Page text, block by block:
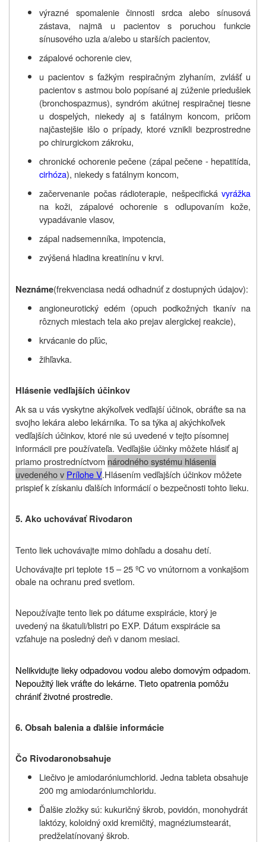
výrazné spomalenie činnosti srdca alebo sínusová
zástava, najmä u pacientov s poruchou funkcie
sínusového uzla a/alebo u starších pacientov,
zápalové ochorenie ciev,
u pacientov s ťažkým respiračným zlyhaním, zvlášť u
pacientov s astmou bolo popísané aj zúženie priedušiek
(bronchospazmus), syndróm akútnej respiračnej tiesne
u dospelých, niekedy aj s fatálnym koncom, pričom
najčastejšie išlo o prípady, ktoré vznikli bezprostredne
po chirurgickom zákroku,
chronické ochorenie pečene (zápal pečene - hepatitída,
cirhóza), niekedy s fatálnym koncom,
začervenanie počas rádioterapie, nešpecifická vyrážka
na koži, zápalové ochorenie s odlupovaním kože,
vypadávanie vlasov,
zápal nadsemenníka, impotencia,
zvýšená hladina kreatinínu v krvi.
Neznáme(frekvenciasa nedá odhadnúť z dostupných údajov):
angioneurotický edém (opuch podkožných tkanív na
rôznych miestach tela ako prejav alergickej reakcie),
krvácanie do pľúc,
žihľavka.
Hlásenie vedľajších účinkov
Ak sa u vás vyskytne akýkoľvek vedľajší účinok, obráťte sa na
svojho lekára alebo lekárnika. To sa týka aj akýchkoľvek
vedľajších účinkov, ktoré nie sú uvedené v tejto písomnej
informácii pre používateľa. Vedľajšie účinky môžete hlásiť aj
priamo prostredníctvom národného systému hlásenia
uvedeného v Prílohe V.Hlásením vedľajších účinkov môžete
prispieť k získaniu ďalších informácií o bezpečnosti tohto lieku.
5. Ako uchovávať Rivodaron
Tento liek uchovávajte mimo dohľadu a dosahu detí.
Uchovávajte pri teplote 15 – 25 ºC vo vnútornom a vonkajšom
obale na ochranu pred svetlom.
Nepoužívajte tento liek po dátume exspirácie, ktorý je
uvedený na škatuli/blistri po EXP. Dátum exspirácie sa
vzťahuje na posledný deň v danom mesiaci.
Nelikvidujte lieky odpadovou vodou alebo domovým odpadom.
Nepoužitý liek vráťte do lekárne. Tieto opatrenia pomôžu
chrániť životné prostredie.
6. Obsah balenia a ďalšie informácie
Čo Rivodaronobsahuje
Liečivo je amiodaróniumchlorid. Jedna tableta obsahuje
200 mg amiodaróniumchloridu.
Ďalšie zložky sú: kukuričný škrob, povidón, monohydrát
laktózy, koloidný oxid kremičitý, magnéziumstearát,
predželatínovaný škrob.